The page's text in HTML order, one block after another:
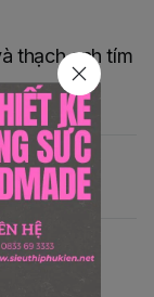
thạch anh tím